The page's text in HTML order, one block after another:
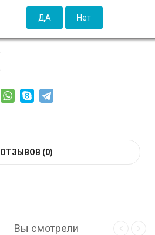
ОТЗЫВОВ (0)
Вы смотрели